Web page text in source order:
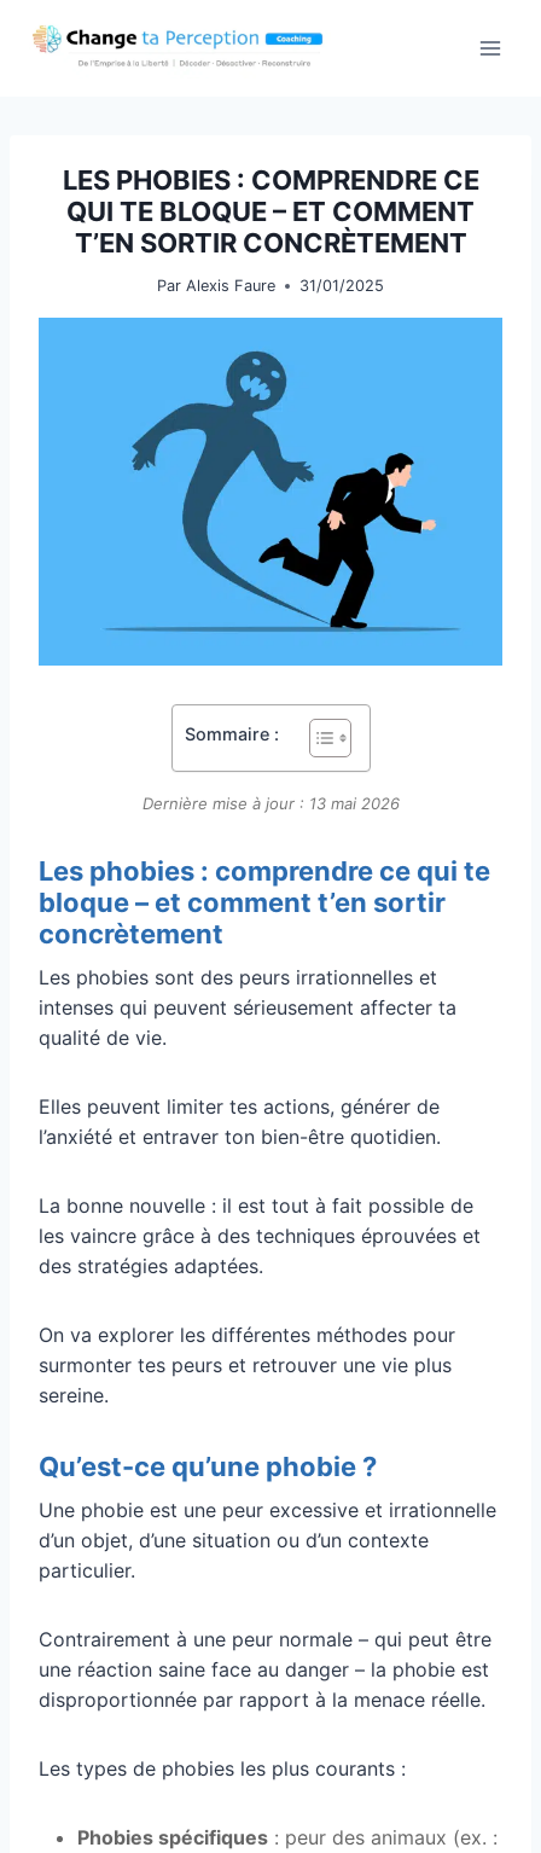
LES PHOBIES : COMPRENDRE CE
QUI TE BLOQUE – ET COMMENT
T’EN SORTIR CONCRÈTEMENT
Par Alexis Faure 31/01/2025
Sommaire :
Dernière mise à jour : 13 mai 2026
Les phobies : comprendre ce qui te
bloque – et comment t’en sortir
concrètement
Les phobies sont des peurs irrationnelles et
intenses qui peuvent sérieusement affecter ta
qualité de vie.
Elles peuvent limiter tes actions, générer de
l’anxiété et entraver ton bien-être quotidien.
La bonne nouvelle : il est tout à fait possible de
les vaincre grâce à des techniques éprouvées et
des stratégies adaptées.
On va explorer les différentes méthodes pour
surmonter tes peurs et retrouver une vie plus
sereine.
Qu’est-ce qu’une phobie ?
Une phobie est une peur excessive et irrationnelle
d’un objet, d’une situation ou d’un contexte
particulier.
Contrairement à une peur normale – qui peut être
une réaction saine face au danger – la phobie est
disproportionnée par rapport à la menace réelle.
Les types de phobies les plus courants :
Phobies spécifiques : peur des animaux (ex. :